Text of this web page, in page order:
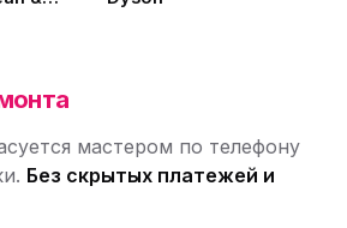
мастером по телефону
Без скрытых платежей и